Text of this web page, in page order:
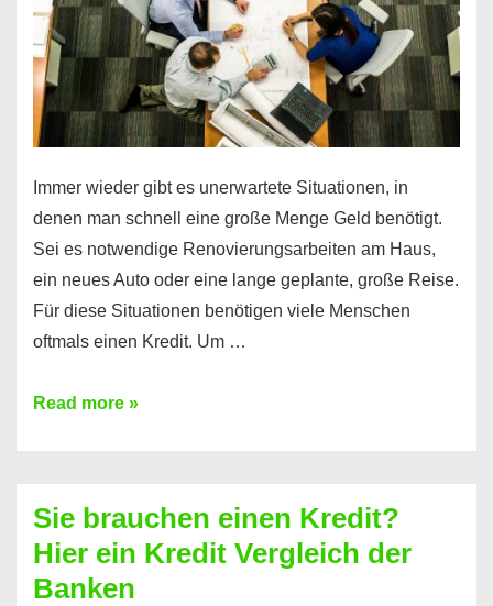
Immer wieder gibt es unerwartete Situationen, in
denen man schnell eine große Menge Geld benötigt.
Sei es notwendige Renovierungsarbeiten am Haus,
ein neues Auto oder eine lange geplante, große Reise.
Für diese Situationen benötigen viele Menschen
oftmals einen Kredit. Um …
Brauchen
Summe
Geld?
Hier
Read more »
Sie brauchen einen Kredit?
Hier ein Kredit Vergleich der
Banken